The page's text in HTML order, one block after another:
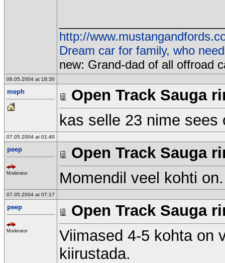
http://
Dream car for family, who
new: Grand-dad of all offroad
06.05.2004 at 18:30
meph
Open Track Sauga
kas selle 23 nime
07.05.2004 at 01:40
peep
Moderator
Open Track Sauga
Momendil veel kohti on.
07.05.2004 at 07:17
peep
Moderator
Open Track Sauga
Viimased 4-5 kohta on
kiirustada.